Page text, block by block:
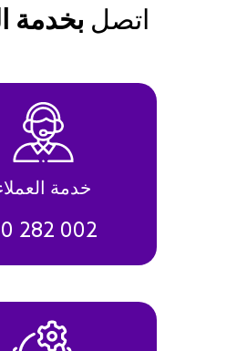
اتصل بخدمة
خدمة
282 002